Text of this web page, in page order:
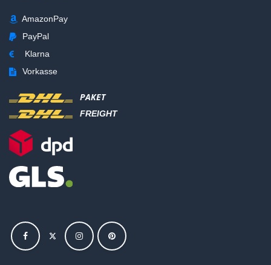
AmazonPay
PayPal
Klarna
Vorkasse
PAKET
FREIGHT